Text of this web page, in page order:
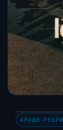
АРХИВ